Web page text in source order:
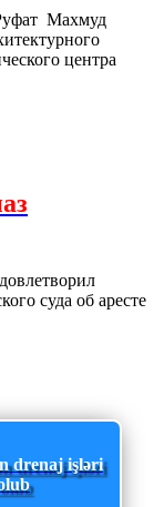
Махмуд
центра
суда об аресте
drenaj işləri